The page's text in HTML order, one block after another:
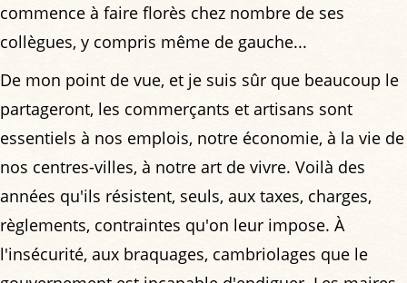
commence à faire florès chez nombre de ses
collègues, y compris même de gauche...
De mon point de vue, et je suis sûr que beaucoup le
partageront, les commerçants et artisans sont
essentiels à nos emplois, notre économie, à la vie de
nos centres-villes, à notre art de vivre. Voilà des
années qu'ils résistent, seuls, aux taxes, charges,
règlements, contraintes qu'on leur impose. À
l'insécurité, aux braquages, cambriolages que le